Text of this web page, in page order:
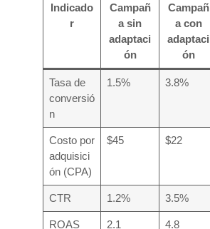
Indicado
r
Campañ
a sin
adaptaci
ón
Campañ
a con
adaptaci
ón
Tasa de
conversió
n
1.5% 3.8%
Costo por
adquisici
ón (CPA)
$45 $22
CTR 1.2% 3.5%
ROAS 2.1 4.8